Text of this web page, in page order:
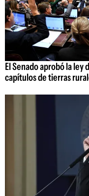
El Senado aprobó la
capítulos de tierras